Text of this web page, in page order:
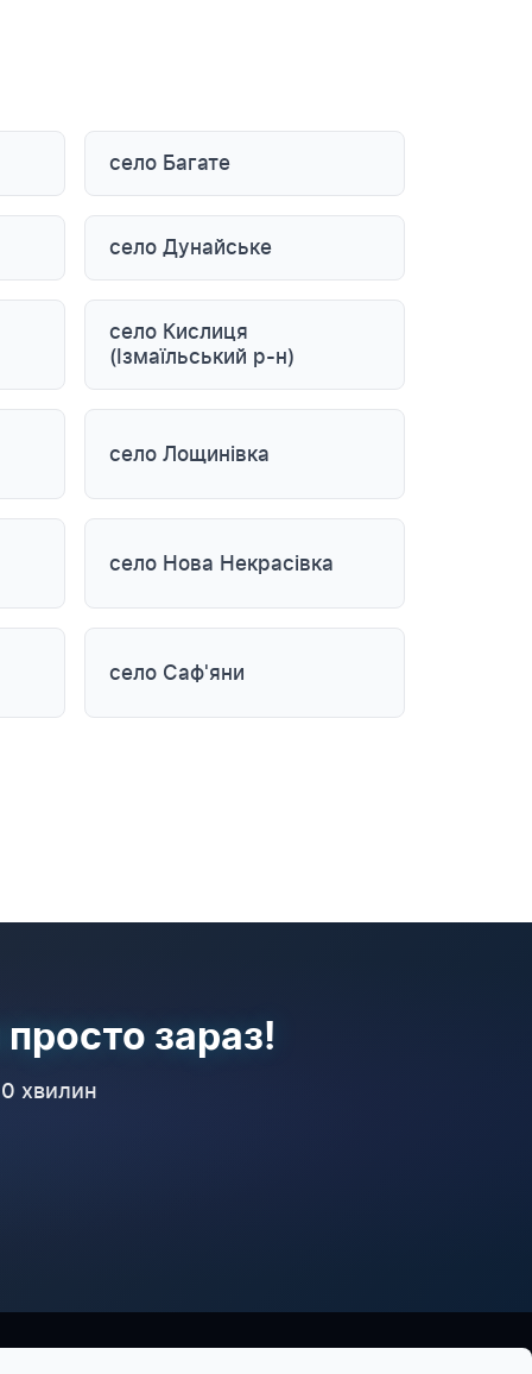
село Багате
село Дунайське
село Кислиця
(Ізмаїльський р-н)
село Лощинівка
село Нова Некрасівка
село Саф'яни
просто зараз!
хвилин